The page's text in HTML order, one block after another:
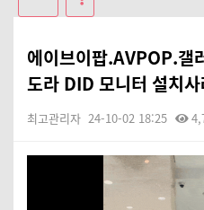
에이브이팝.AVPOP.갤
도라 DID 모니터 설치
최고관리자 24-10-02 18:25